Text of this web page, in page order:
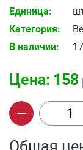
Единица:
Категория:
В наличии:
Цена: 158